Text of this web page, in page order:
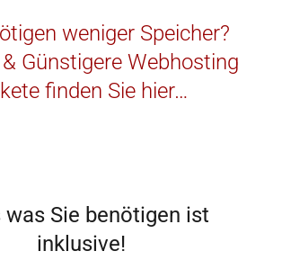
weniger Speicher?
Günstigere Webhosting
finden Sie hier…
was Sie benötigen ist
inklusive!